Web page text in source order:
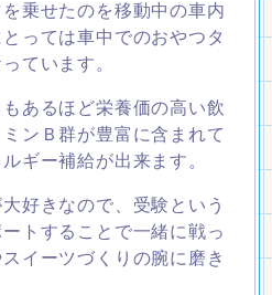
乗せたのを移動中の車内
っては車中でのおやつタ
ています。
あるほど栄養価の高い飲
ンＢ群が豊富に含まれて
ギー補給が出来ます。
好きなので、受験という
トすることで一緒に戦っ
イーツづくりの腕に磨き